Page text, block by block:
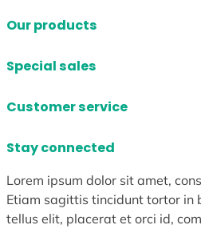
Our products
Special sales
Customer service
Stay connected
Lorem ipsum dolor sit amet,
Etiam sagittis tincidunt tortor in
tellus elit, placerat et orci id,